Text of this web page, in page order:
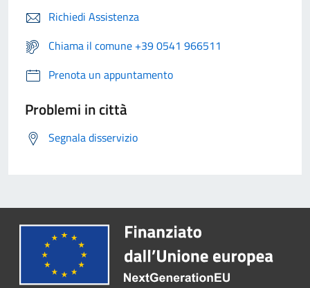
Richiedi Assistenza
Chiama il comune +39 0541 966511
Prenota un appuntamento
Problemi in città
Segnala disservizio